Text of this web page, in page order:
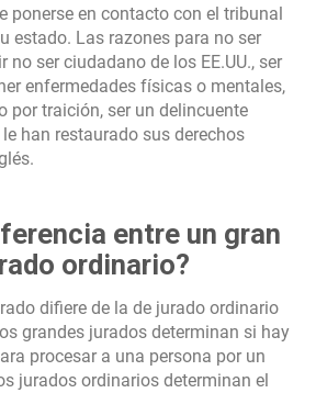
ponerse en contacto con el tribunal
estado. Las razones para no ser
no ser ciudadano de los EE.UU., ser
enfermedades físicas o mentales,
por traición, ser un delincuente
han restaurado sus derechos
entre un gran
ordinario?
difiere de la de jurado ordinario
grandes jurados determinan si hay
procesar a una persona por un
jurados ordinarios determinan el